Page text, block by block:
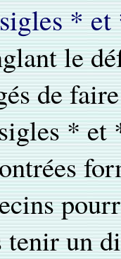
*
le
de
* et
tenir un